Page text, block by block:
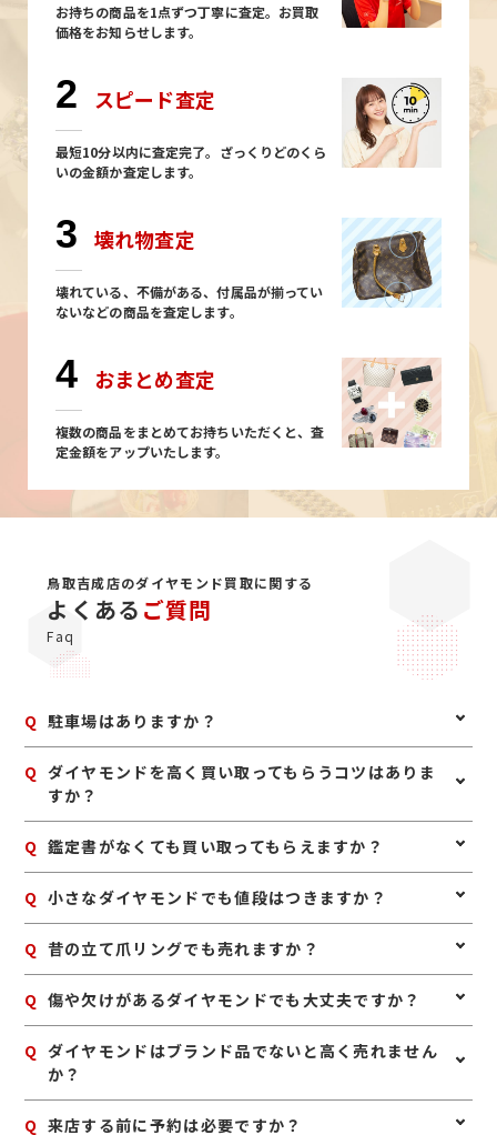
お持ちの商品を1点ずつ丁寧に査定。お買取
価格をお知らせします。
2 スピード査定
最短10分以内に査定完了。ざっくりどのくら
いの金額か査定します。
3 壊れ物査定
壊れている、不備がある、付属品が揃ってい
ないなどの商品を査定します。
4 おまとめ査定
複数の商品をまとめてお持ちいただくと、査
定金額をアップいたします。
鳥取吉成店のダイヤモンド買取に関する
よくある ご質問
Faq
Q 駐車場はありますか？
A はい、ございます。駅方向から来られた際は店舗左奥に
ジュエルカフェ専用駐車場が隣接しており、お車でご来
店していただけます。
Q ダイヤモンドを高く買い取ってもらうコツはありま
すか？
A ダイヤモンドは、鑑定書や購入時の付属品が残っていれ
認もしやすくなります。無理にお手入れをする必要はあ
りませんが、保管中のホコリなどを軽く落としておく
と、状態確認がスムーズです。
Q 鑑定書がなくても買い取ってもらえますか？
A はい、鑑定書がなくても査定可能です。ダイヤモンドの
Q 小さなダイヤモンドでも値段はつきますか？
A はい、小さなダイヤモンドでもお値段がつく場合があり
Q 昔の立て爪リングでも売れますか？
A はい、昔ながらの立て爪デザインのリングも買取対象で
Q 傷や欠けがあるダイヤモンドでも大丈夫ですか？
A 状態によって査定額は変わりますが、傷や欠けがあって
も査定できる場合があります。使用感のあるお品物で
Q ダイヤモンドはブランド品でないと高く売れません
か？
A いいえ、ノーブランドでも査定可能です。ブランドジュ
Q 来店する前に予約は必要ですか？